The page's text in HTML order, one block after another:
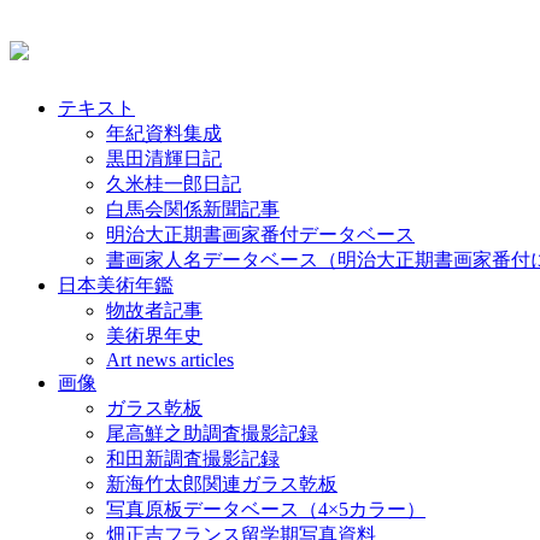
テキスト
年紀資料集成
黒田清輝日記
久米桂一郎日記
白馬会関係新聞記事
明治大正期書画家番付データベース
書画家人名データベース（明治大正期書画家番付
日本美術年鑑
物故者記事
美術界年史
Art news articles
画像
ガラス乾板
尾高鮮之助調査撮影記録
和田新調査撮影記録
新海竹太郎関連ガラス乾板
写真原板データベース（4×5カラー）
畑正吉フランス留学期写真資料